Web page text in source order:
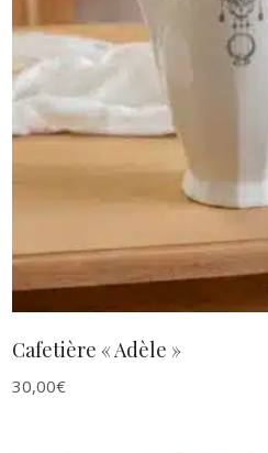
AJOUTER
Cafetière « Adèle »
30,00€